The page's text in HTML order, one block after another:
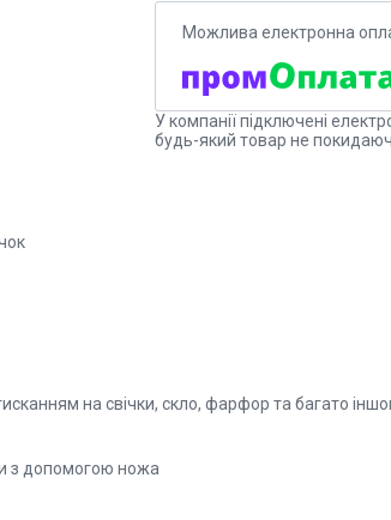
У компанії підключені
будь-який товар не
на свічки, скло, фарфор та багато
з допомогою ножа